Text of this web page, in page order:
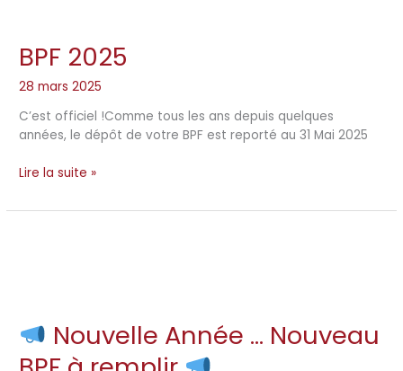
BPF 2025
28 mars 2025
C’est officiel !Comme tous les ans depuis quelques
années, le dépôt de votre BPF est reporté au 31 Mai 2025
BPF
2025
Lire la suite »
Nouvelle Année … Nouveau
Nouvelle
Année